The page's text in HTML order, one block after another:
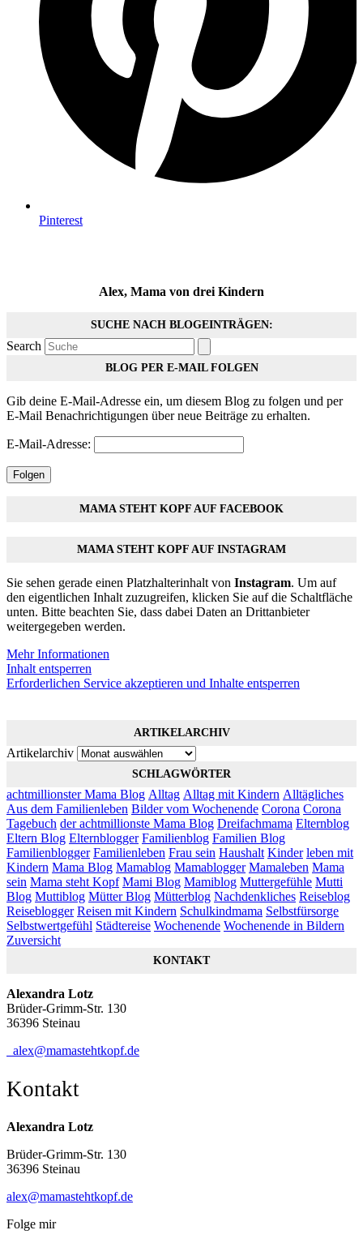
Pinterest
Alex, Mama von drei Kindern
SUCHE NACH BLOGEINTRÄGEN:
Search
BLOG PER E-MAIL FOLGEN
Gib deine E-Mail-Adresse ein, um diesem Blog zu folgen und per
E-Mail Benachrichtigungen über neue Beiträge zu erhalten.
E-Mail-Adresse:
Folgen
MAMA STEHT KOPF AUF FACEBOOK
MAMA STEHT KOPF AUF INSTAGRAM
Sie sehen gerade einen Platzhalterinhalt von Instagram. Um auf
den eigentlichen Inhalt zuzugreifen, klicken Sie auf die Schaltfläche
unten. Bitte beachten Sie, dass dabei Daten an Drittanbieter
weitergegeben werden.
Mehr Informationen
Inhalt entsperren
Erforderlichen Service akzeptieren und Inhalte entsperren
ARTIKELARCHIV
Artikelarchiv
SCHLAGWÖRTER
achtmillionster Mama Blog Alltag Alltag mit Kindern Alltägliches
Aus dem Familienleben Bilder vom Wochenende Corona Corona
Tagebuch der achtmillionste Mama Blog Dreifachmama Elternblog
Eltern Blog Elternblogger Familienblog Familien Blog
Familienblogger Familienleben Frau sein Haushalt Kinder leben mit
Kindern Mama Blog Mamablog Mamablogger Mamaleben Mama
sein Mama steht Kopf Mami Blog Mamiblog Muttergefühle Mutti
Blog Muttiblog Mütter Blog Mütterblog Nachdenkliches Reiseblog
Reiseblogger Reisen mit Kindern Schulkindmama Selbstfürsorge
Selbstwertgefühl Städtereise Wochenende Wochenende in Bildern
Zuversicht
KONTAKT
Alexandra Lotz
Brüder-Grimm-Str. 130
36396 Steinau
alex@mamastehtkopf.de
Kontakt
Alexandra Lotz
Brüder-Grimm-Str. 130
36396 Steinau
alex@mamastehtkopf.de
Folge mir